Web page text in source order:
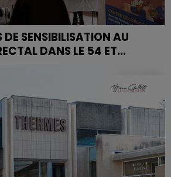
DE SENSIBILISATION AU
DANS LE 54 ET...
cancer colorectal.